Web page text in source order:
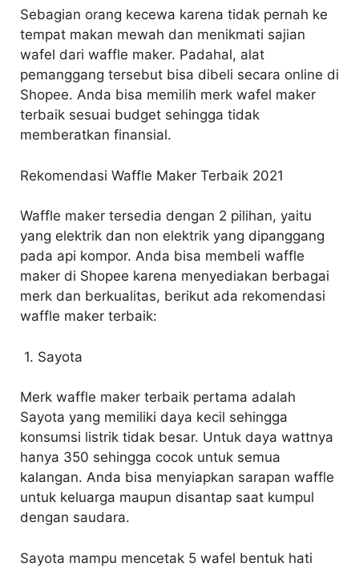
Sebagian orang kecewa karena tidak pernah ke
tempat makan mewah dan menikmati sajian
wafel dari waffle maker. Padahal, alat
pemanggang tersebut bisa dibeli secara online di
Shopee. Anda bisa memilih merk wafel maker
terbaik sesuai budget sehingga tidak
memberatkan finansial.
Rekomendasi Waffle Maker Terbaik 2021
Waffle maker tersedia dengan 2 pilihan, yaitu
yang elektrik dan non elektrik yang dipanggang
pada api kompor. Anda bisa membeli waffle
maker di Shopee karena menyediakan berbagai
merk dan berkualitas, berikut ada rekomendasi
waffle maker terbaik:
1. Sayota
Merk waffle maker terbaik pertama adalah
Sayota yang memiliki daya kecil sehingga
konsumsi listrik tidak besar. Untuk daya wattnya
hanya 350 sehingga cocok untuk semua
kalangan. Anda bisa menyiapkan sarapan waffle
untuk keluarga maupun disantap saat kumpul
dengan saudara.
Sayota mampu mencetak 5 wafel bentuk hati